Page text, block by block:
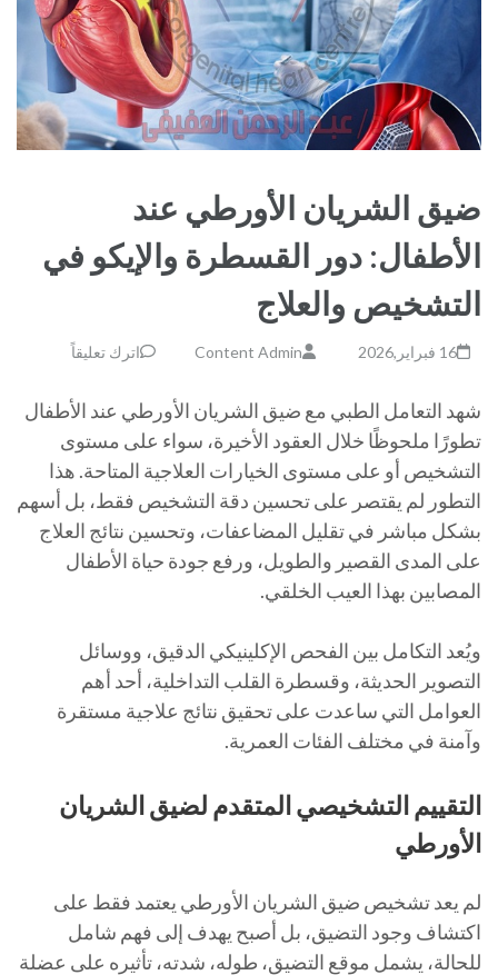
ضيق الشريان الأورطي عند
الأطفال: دور القسطرة والإيكو في
التشخيص والعلاج
16 فبراير,2026 Content Admin اترك تعليقاً
شهد التعامل الطبي مع ضيق الشريان الأورطي عند الأطفال
تطورًا ملحوظًا خلال العقود الأخيرة، سواء على مستوى
التشخيص أو على مستوى الخيارات العلاجية المتاحة. هذا
التطور لم يقتصر على تحسين دقة التشخيص فقط، بل أسهم
بشكل مباشر في تقليل المضاعفات، وتحسين نتائج العلاج
على المدى القصير والطويل، ورفع جودة حياة الأطفال
المصابين بهذا العيب الخلقي.
ويُعد التكامل بين الفحص الإكلينيكي الدقيق، ووسائل
التصوير الحديثة، وقسطرة القلب التداخلية، أحد أهم
العوامل التي ساعدت على تحقيق نتائج علاجية مستقرة
وآمنة في مختلف الفئات العمرية.
التقييم التشخيصي المتقدم لضيق الشريان
الأورطي
لم يعد تشخيص ضيق الشريان الأورطي يعتمد فقط على
اكتشاف وجود التضيق، بل أصبح يهدف إلى فهم شامل
للحالة، يشمل موقع التضيق، طوله، شدته، تأثيره على عضلة